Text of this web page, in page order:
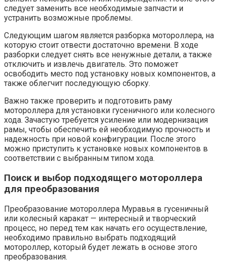
следует заменить все необходимые запчасти и
устранить возможные проблемы.
Следующим шагом является разборка мотороллера, на
которую стоит отвести достаточно времени. В ходе
разборки следует снять все ненужные детали, а также
отключить и извлечь двигатель. Это поможет
освободить место под установку новых компонентов, а
также облегчит последующую сборку.
Важно также проверить и подготовить раму
мотороллера для установки гусеничного или колесного
хода. Зачастую требуется усиление или модернизация
рамы, чтобы обеспечить ей необходимую прочность и
надежность при новой конфигурации. После этого
можно приступить к установке новых компонентов в
соответствии с выбранным типом хода.
Поиск и выбор подходящего мотороллера
для преобразования
Преобразование мотороллера Муравья в гусеничный
или колесный каракат — интересный и творческий
процесс, но перед тем как начать его осуществление,
необходимо правильно выбрать подходящий
мотороллер, который будет лежать в основе этого
преобразования.